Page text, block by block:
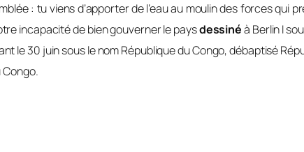
: tu viens d’apporter de l’eau au moulin des forces qui
incapacité de bien gouverner le paysdessinéà Berlin I
le 30 juin sous le nom République du Congo, débaptisé